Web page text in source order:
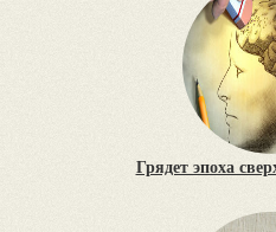
Грядет эпоха